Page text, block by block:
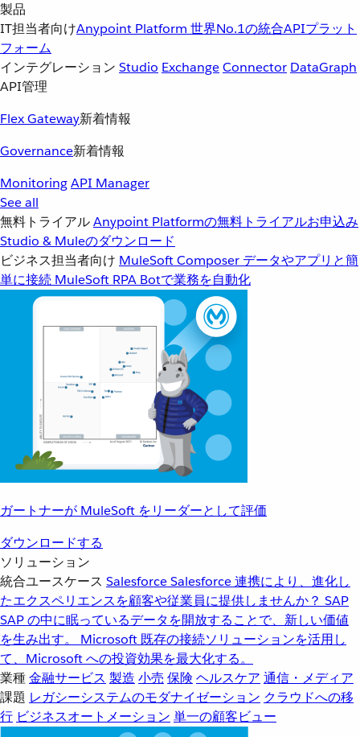
製品
IT担当者向けAnypoint Platform 世界No.1の統合APIプラット
フォーム
インテグレーション Studio ExchangeConnector DataGraph
API管理
Flex Gateway新着情報
Governance新着情報
MonitoringAPI Manager
See all
無料トライアルAnypoint Platformの無料トライアルお申込み
Studio & Muleのダウンロード
ビジネス担当者向け MuleSoft Composer データやアプリと簡
単に接続 MuleSoft RPA Botで業務を自動化
ガートナーが MuleSoft をリーダーとして評価
ダウンロードする
ソリューション
統合ユースケース SalesforceSalesforce 連携により、進化し
たエクスペリエンスを顧客や従業員に提供しませんか？ SAP
SAP の中に眠っているデータを開放することで、新しい価値
を生み出す。
Microsoft 既存の接続ソリューションを活用し
て、Microsoft への投資効果を最大化する。
業種金融サービス 製造 小売 保険 ヘルスケア 通信・メディア
課題 レガシーシステムのモダナイゼーション クラウドへの移
行 ビジネスオートメーション 単一の顧客ビュー